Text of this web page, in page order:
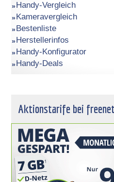
Handy-Vergleich
Kameravergleich
Bestenliste
Herstellerinfos
Handy-Konfigurator
Handy-Deals
Aktionstarife bei